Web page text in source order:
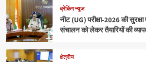
ब्रेकिंग न्यूज
नीट (UG) परीक्षा-2026 की सुरक्षा
संचालन को लेकर तैयारियों की
क्षेत्रीय